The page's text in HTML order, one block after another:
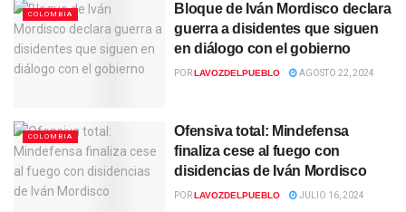
COLOMBIA
Bloque de Iván Mordisco declara
guerra a disidentes que siguen
en diálogo con el gobierno
PORLAVOZDELPUEBLO AGOSTO 22, 2024
COLOMBIA
Ofensiva total: Mindefensa
finaliza cese al fuego con
disidencias de Iván Mordisco
PORLAVOZDELPUEBLO JULIO 16, 2024